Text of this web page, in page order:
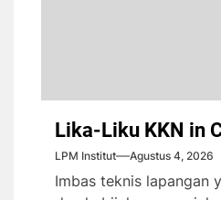
Lika-Liku KKN in
LPM Institut Agustus 4, 2026
Imbas teknis lapangan